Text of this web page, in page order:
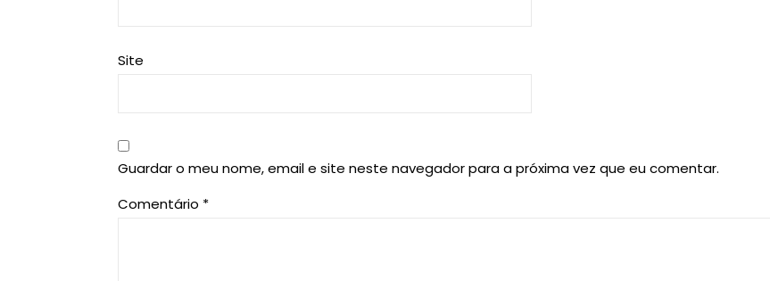
Site
Guardar o meu nome, email e site neste navegador para a próxima vez que eu comentar.
Comentário *